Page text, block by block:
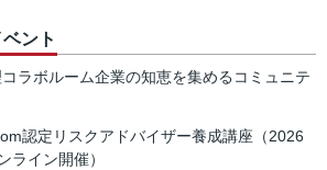
ント
ラボルーム企業の知恵を集めるコミュニテ
認定リスクアドバイザー養成講座（2026
ライン開催）